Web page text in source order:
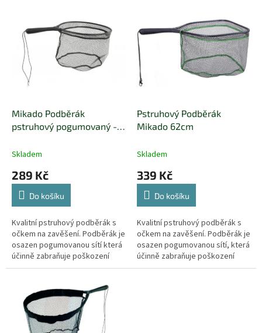
Mikado Podběrák
pstruhový pogumovaný -
Skladem
289 Kč
Do košíku
Kvalitní pstruhový podběrák s
očkem na zavěšení. Podběrák je
osazen pogumovanou sítí která
účinně zabraňuje poškození
ryby a je zároveň odolná
Pstruhový Podběrák
Mikado 62cm
Skladem
339 Kč
Do košíku
Kvalitní pstruhový podběrák s
očkem na zavěšení. Podběrák je
osazen pogumovanou sítí, která
účinně zabraňuje poškození
ryby a je zároveň odolná